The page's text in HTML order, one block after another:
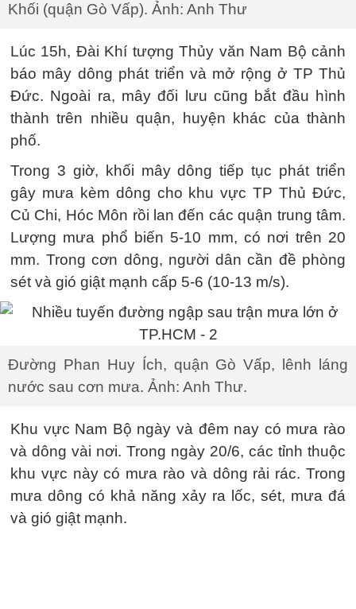
Khối (quận Gò Vấp). Ảnh: Anh Thư
Lúc 15h, Đài Khí tượng Thủy văn Nam Bộ cảnh
báo mây dông phát triển và mở rộng ở TP Thủ
Đức. Ngoài ra, mây đối lưu cũng bắt đầu hình
thành trên nhiều quận, huyện khác của thành
phố.
Trong 3 giờ, khối mây dông tiếp tục phát triển
gây mưa kèm dông cho khu vực TP Thủ Đức,
Củ Chi, Hóc Môn rồi lan đến các quận trung tâm.
Lượng mưa phổ biến 5-10 mm, có nơi trên 20
mm. Trong cơn dông, người dân cần đề phòng
sét và gió giật mạnh cấp 5-6 (10-13 m/s).
Đường Phan Huy Ích, quận Gò Vấp, lênh láng
nước sau cơn mưa. Ảnh: Anh Thư.
Khu vực Nam Bộ ngày và đêm nay có mưa rào
và dông vài nơi. Trong ngày 20/6, các tỉnh thuộc
khu vực này có mưa rào và dông rải rác. Trong
mưa dông có khả năng xảy ra lốc, sét, mưa đá
và gió giật mạnh.